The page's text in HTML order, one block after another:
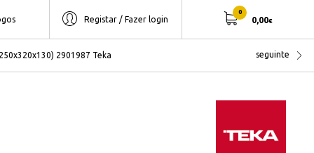
Registar / Fazer login
0
0,00€
2901987 Teka seguinte